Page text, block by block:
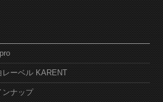
ーベル KARENT
ンナップ